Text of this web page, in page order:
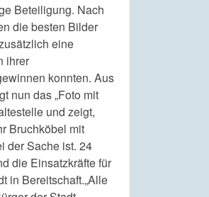
Beteiligung. Nach
die besten Bilder
eine
ihrer
konnten. Aus
nun das „Foto mit
und zeigt,
Bruchköbel mit
der Sache ist. 24
die Einsatzkräfte für
in Bereitschaft.„Alle